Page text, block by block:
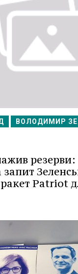
ВОЛОДИМИР
запит
Patriot